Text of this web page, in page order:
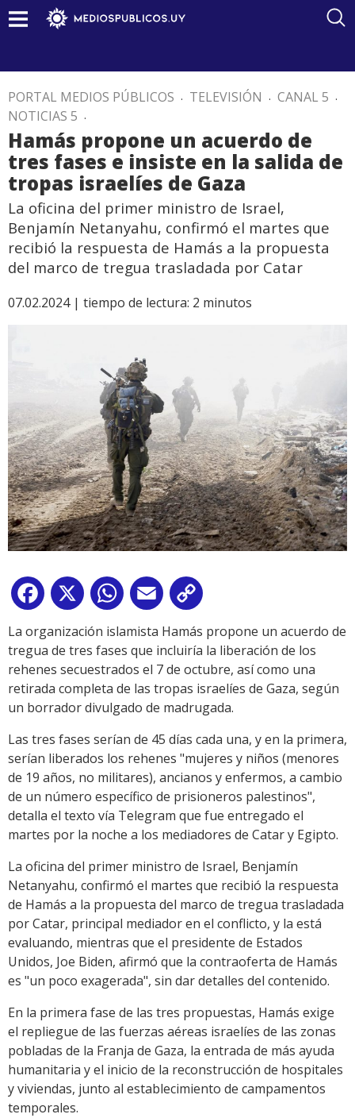
PORTAL MEDIOS PÚBLICOS . TELEVISIÓN . CANAL 5 .
NOTICIAS 5 .
Hamás propone un acuerdo de
tres fases e insiste en la salida de
tropas israelíes de Gaza
La oficina del primer ministro de Israel,
Benjamín Netanyahu, confirmó el martes que
recibió la respuesta de Hamás a la propuesta
del marco de tregua trasladada por Catar
07.02.2024 | tiempo de lectura: 2 minutos
Facebook
X WhatsApp
Email
Link
La organización islamista Hamás propone un acuerdo de
tregua de tres fases que incluiría la liberación de los
rehenes secuestrados el 7 de octubre, así como una
retirada completa de las tropas israelíes de Gaza, según
un borrador divulgado de madrugada.
Las tres fases serían de 45 días cada una, y en la primera,
serían liberados los rehenes "mujeres y niños (menores
de 19 años, no militares), ancianos y enfermos, a cambio
de un número específico de prisioneros palestinos",
detalla el texto vía Telegram que fue entregado el
martes por la noche a los mediadores de Catar y Egipto.
La oficina del primer ministro de Israel, Benjamín
Netanyahu, confirmó el martes que recibió la respuesta
de Hamás a la propuesta del marco de tregua trasladada
por Catar, principal mediador en el conflicto, y la está
evaluando, mientras que el presidente de Estados
Unidos, Joe Biden, afirmó que la contraoferta de Hamás
es "un poco exagerada", sin dar detalles del contenido.
En la primera fase de las tres propuestas, Hamás exige
el repliegue de las fuerzas aéreas israelíes de las zonas
pobladas de la Franja de Gaza, la entrada de más ayuda
humanitaria y el inicio de la reconstrucción de hospitales
y viviendas, junto al establecimiento de campamentos
temporales.